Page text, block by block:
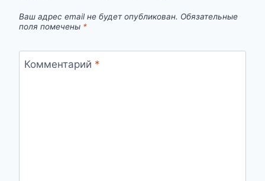
Ваш адрес email не будет опубликован. Обязательные
поля помечены *
Комментарий *